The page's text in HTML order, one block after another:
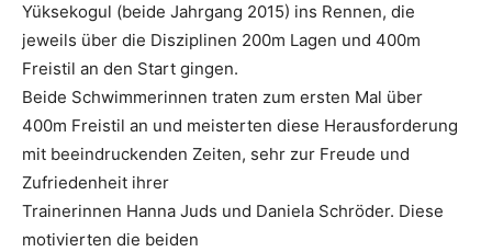
Yüksekogul (beide Jahrgang 2015) ins Rennen, die
jeweils über die Disziplinen 200m Lagen und 400m
Freistil an den Start gingen.
Beide Schwimmerinnen traten zum ersten Mal über
400m Freistil an und meisterten diese Herausforderung
mit beeindruckenden Zeiten, sehr zur Freude und
Zufriedenheit ihrer
Trainerinnen Hanna Juds und Daniela Schröder. Diese
motivierten die beiden